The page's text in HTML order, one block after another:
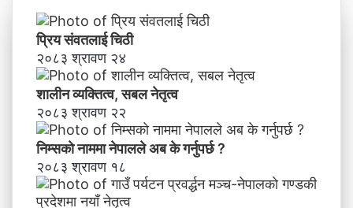
ण्ड
की
प्र
दे
श
मा
न
याँ
ने
तृ
त्व
च
के
बा
नी
प्रिय संवतलाई चिठी
२०८३ श्रावण २४
शालीन व्यक्तित्व, सबल नेतृत्व
२०८३ श्रावण २२
निम्सकाे नाममा नेपालले अब के गर्नुपर्छ ?
२०८३ श्रावण १८